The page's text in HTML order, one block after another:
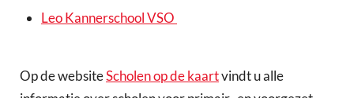
Leo Kannerschool VSO
Op de websiteScholen op de kaartvindt u alle